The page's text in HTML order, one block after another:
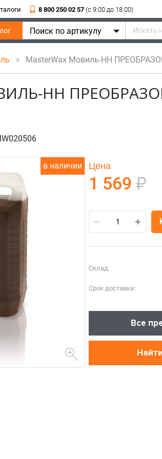
8 800 250 02 57 (c 9:00 до 18:00)
Поиск по артикулу
MasterWax Мовиль-НН
НН
в наличии Цена
1 569 ₽
Склад:
Срок доставки:
Все